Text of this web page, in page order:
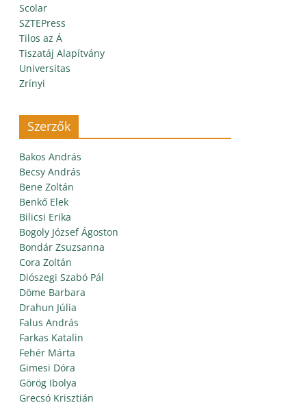
Scolar
SZTEPress
Tilos az Á
Tiszatáj Alapítvány
Universitas
Zrínyi
Szerzők
Bakos András
Becsy András
Bene Zoltán
Benkő Elek
Bilicsi Erika
Bogoly József Ágoston
Bondár Zsuzsanna
Cora Zoltán
Diószegi Szabó Pál
Döme Barbara
Drahun Júlia
Falus András
Farkas Katalin
Fehér Márta
Gimesi Dóra
Görög Ibolya
Grecsó Krisztián